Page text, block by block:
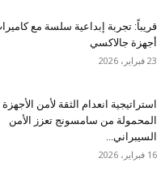
قريباً: تجربة إبداعية سلسة مع
أجهزة جالاكسي
23 فبراير، 2026
استراتيجية انعدام الثقة لأمن الأجهزة
المحمولة من سامسونج تعزز الأمن
السيبراني...
16 فبراير، 2026